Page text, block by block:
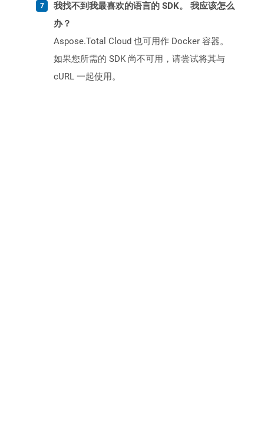
我找不到我最喜欢的语言的 SDK。 我应该怎么
办？
Aspose.Total Cloud 也可用作 Docker 容器。
如果您所需的 SDK 尚不可用，请尝试将其与
cURL 一起使用。